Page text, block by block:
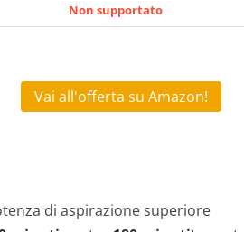
Non supportato
Vai all'offerta su Amazon!
di aspirazione superiore